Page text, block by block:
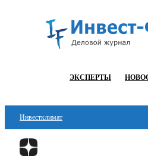
ЭКСПЕРТЫ
Инвестклимат
Финансы